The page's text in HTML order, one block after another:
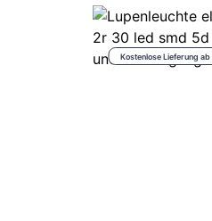
Kostenlose Lieferung